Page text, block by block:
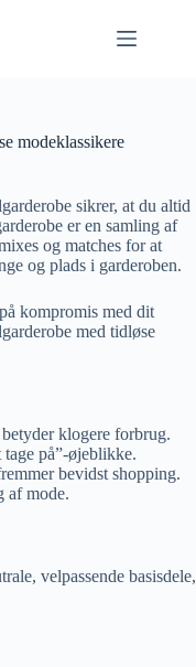
modeklassikere
sikrer, at du altid
er en samling af
og matches for at
og plads i garderoben.
kompromis med dit
med tidløse
klogere forbrug.
på”-øjeblikke.
bevidst shopping.
af mode.
velpassende basisdele,